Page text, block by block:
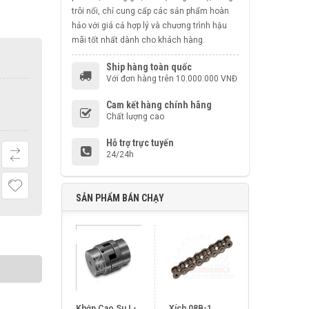
trôi nổi, chỉ cung cấp các sản phẩm hoàn
hảo với giá cả hợp lý và chương trình hậu
mãi tốt nhất dành cho khách hàng.
Ship hàng toàn quốc
Với đơn hàng trên 10.000.000 VNĐ
Cam kết hàng chính hãng
Chất lượng cao
Hỗ trợ trực tuyến
24/24h
SẢN PHẨM BÁN CHẠY